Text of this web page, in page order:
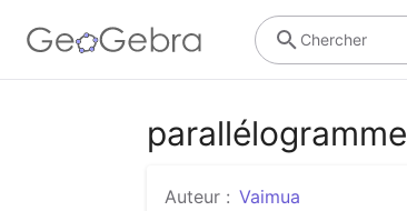
Chercher
parallélogramme
Auteur : Vaimua